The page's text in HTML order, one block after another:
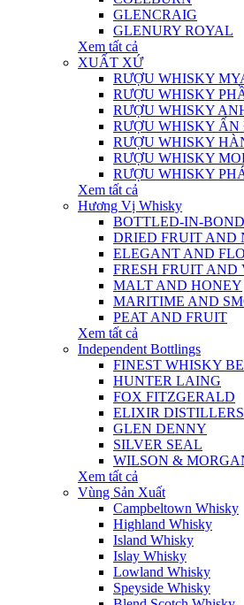
GLENCRAIG
GLENURY ROYAL
Xem tất cả
XUẤT XỨ
RƯỢU WHISKY
RƯỢU WHISKY
RƯỢU WHISKY
RƯỢU WHISKY ẤN
RƯỢU WHISKY
RƯỢU WHISKY
RƯỢU WHISKY
Xem tất cả
Hương Vị Whisky
BOTTLED-IN-BOND
DRIED FRUIT AND
ELEGANT AND
FRESH FRUIT AND
MALT AND HONEY
MARITIME AND
PEAT AND FRUIT
Xem tất cả
Independent Bottlings
FINEST WHISKY
HUNTER LAING
FOX FITZGERALD
ELIXIR DISTILLERS
GLEN DENNY
SILVER SEAL
WILSON &
Xem tất cả
Vùng Sản Xuất
Campbeltown Whisky
Highland Whisky
Island Whisky
Islay Whisky
Lowland Whisky
Speyside Whisky